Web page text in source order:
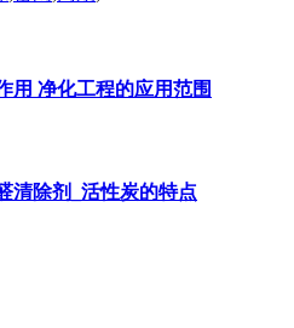
用 净化工程的应用范围
清除剂_活性炭的特点